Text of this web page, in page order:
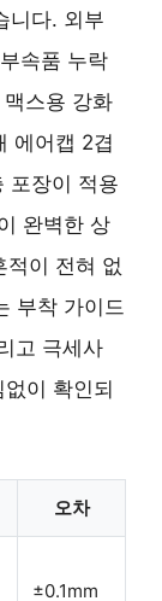
니다. 외부
속품 누락
스용 강화
에어캡 2겹
포장이 적용
완벽한 상
적이 전혀 없
부착 가이드
고 극세사
이 확인되
오차
±0.1mm